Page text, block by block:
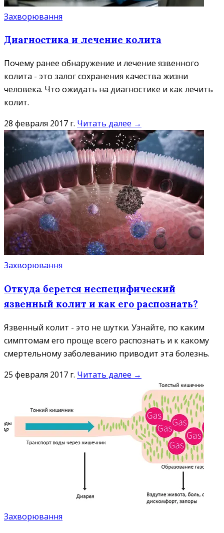
Захворювання
Диагностика и лечение колита
Почему ранее обнаружение и лечение язвенного
колита - это залог сохранения качества жизни
человека. Что ожидать на диагностике и как лечить
колит.
28 февраля 2017 г. Читать далее →
Захворювання
Откуда берется неспецифический
язвенный колит и как его распознать?
Язвенный колит - это не шутки. Узнайте, по каким
симптомам его проще всего распознать и к какому
смертельному заболеванию приводит эта болезнь.
25 февраля 2017 г. Читать далее →
Захворювання